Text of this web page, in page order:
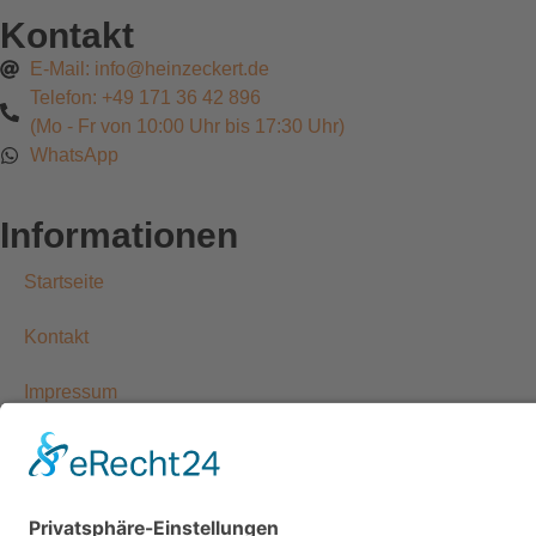
Kontakt
E-Mail: info@heinzeckert.de
Telefon: +49 171 36 42 896
(Mo - Fr von 10:00 Uhr bis 17:30 Uhr)
WhatsApp
Informationen
Startseite
Kontakt
Impressum
Datenschutzerklärung